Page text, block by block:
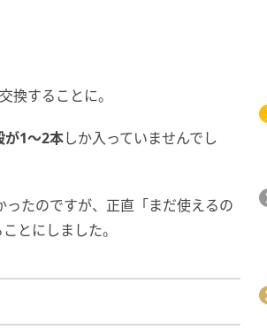
換することに。
が1～2本しか入っていませんでし
たのですが、正直「まだ使えるの
とにしました。